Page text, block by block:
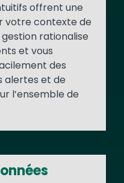
offrent une
votre contexte de
rationalise
et vous
des
alertes et de
l’ensemble de